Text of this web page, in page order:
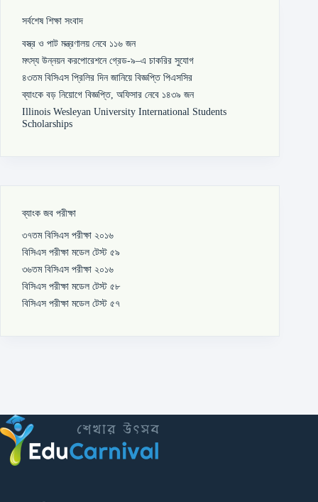
সর্বশেষ শিক্ষা সংবাদ
বস্ত্র ও পাট মন্ত্রণালয় নেবে ১১৬ জন
মৎস্য উন্নয়ন করপোরেশনে গ্রেড-৯–এ চাকরির সুযোগ
৪৩তম বিসিএস প্রিলির দিন জানিয়ে বিজ্ঞপ্তি পিএসসির
ব্যাংকে বড় নিয়োগে বিজ্ঞপ্তি, অফিসার নেবে ১৪৩৯ জন
Illinois Wesleyan University International Students
Scholarships
ব্যাংক জব পরীক্ষা
৩৭তম বিসিএস পরীক্ষা ২০১৬
বিসিএস পরীক্ষা মডেল টেস্ট ৫৯
৩৬তম বিসিএস পরীক্ষা ২০১৬
বিসিএস পরীক্ষা মডেল টেস্ট ৫৮
বিসিএস পরীক্ষা মডেল টেস্ট ৫৭